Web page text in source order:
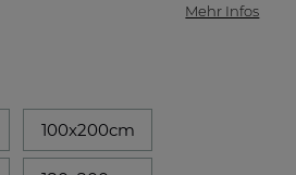
Mehr Infos
100x200cm